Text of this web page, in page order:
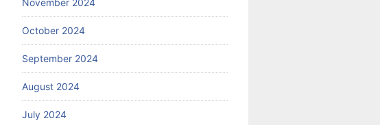
October 2024
September 2024
August 2024
July 2024